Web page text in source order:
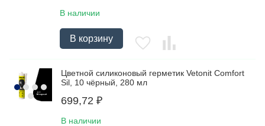
В наличии
В корзину
Цветной силиконовый герметик Vetonit Comfort
Sil, 10 чёрный, 280 мл
699,72 ₽
В наличии